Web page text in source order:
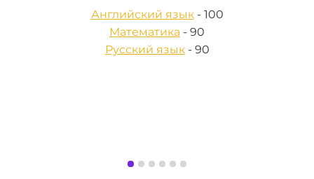
Английский язык- 100
Математика - 90
Русский язык- 90